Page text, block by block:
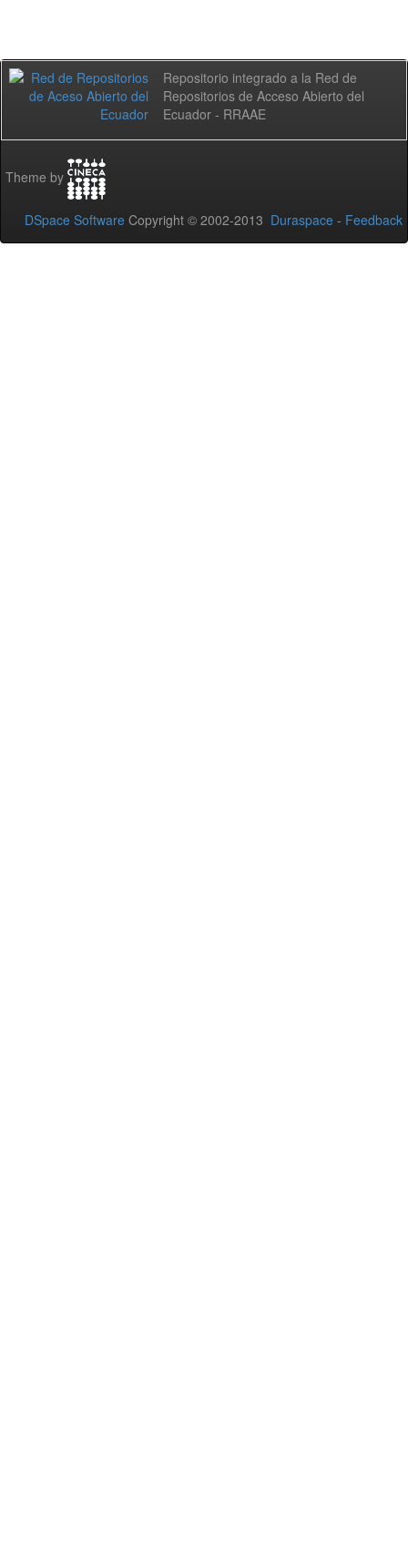
Repositorio integrado a la Red de
Repositorios de Acceso Abierto del
Ecuador - RRAAE
Theme by
DSpace Software Copyright © 2002-2013 Duraspace - Feedback